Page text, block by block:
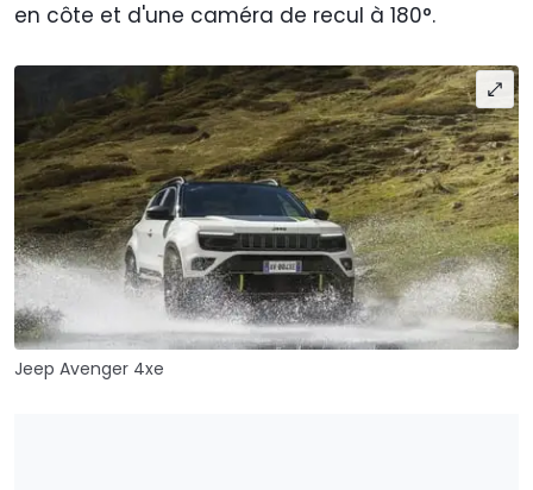
en côte et d'une caméra de recul à 180°.
Jeep Avenger 4xe